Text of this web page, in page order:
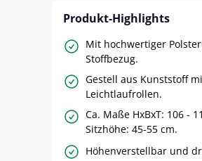
Produkt-Highlights
Mit hochwertiger
Stoffbezug.
Gestell aus Kunststoff
Leichtlaufrollen.
Ca. Maße HxBxT: 106 -
Sitzhöhe: 45-55 cm.
Höhenverstellbar und